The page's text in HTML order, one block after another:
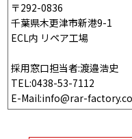
〒292-0836
千葉県木更津市新港9-1
ECL内 リペア工場
採用窓口担当者:渡邉浩史
TEL:0438-53-7112
E-Mail:info@rar-